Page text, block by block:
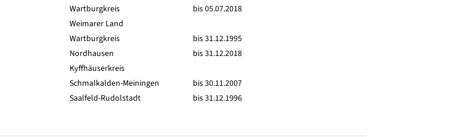
Wartburgkreis
bis 05.07.2018
Weimarer Land
Wartburgkreis
bis 31.12.1995
Nordhausen
bis 31.12.2018
Kyffhäuserkreis
Schmalkalden-Meiningen
bis 30.11.2007
Saalfeld-Rudolstadt bis 31.12.1996